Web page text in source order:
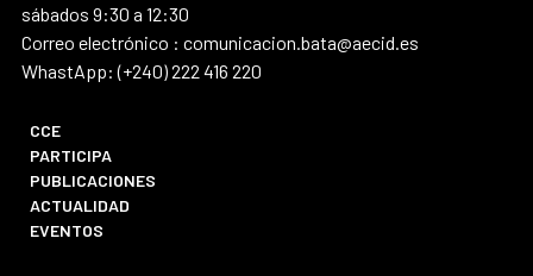
sábados 9:30 a 12:30
Correo electrónico : comunicacion.bata@aecid.es
WhastApp: (+240) 222 416 220
CCE
PARTICIPA
PUBLICACIONES
ACTUALIDAD
EVENTOS